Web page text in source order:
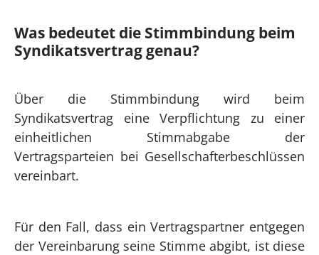
Was bedeutet die Stimmbindung beim
Syndikatsvertrag genau?
Über die Stimmbindung wird beim
Syndikatsvertrag eine Verpflichtung zu einer
einheitlichen Stimmabgabe der
Vertragsparteien bei Gesellschafterbeschlüssen
vereinbart.
Für den Fall, dass ein Vertragspartner entgegen
der Vereinbarung seine Stimme abgibt, ist diese